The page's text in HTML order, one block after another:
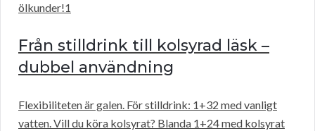
ölkunder!1
Från stilldrink till kolsyrad läsk –
dubbel användning
Flexibiliteten är galen. För stilldrink: 1+32 med vanligt
vatten. Vill du köra kolsyrat? Blanda 1+24 med kolsyrat